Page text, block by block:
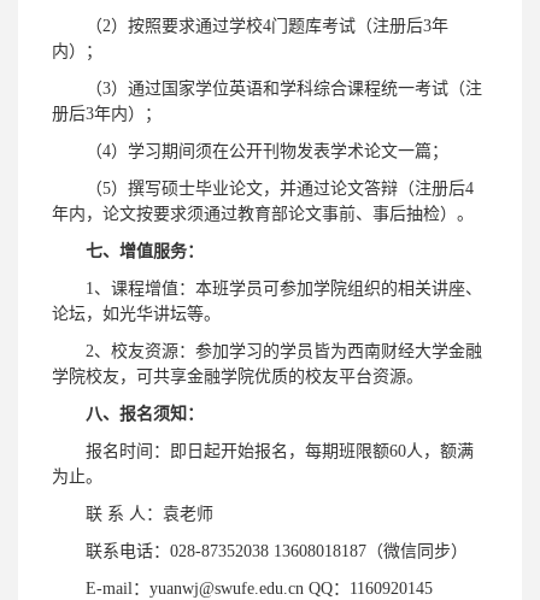
（2）按照要求通过学校4门题库考试（注册后3年
内）；
（3）通过国家学位英语和学科综合课程统一考试（注
册后3年内）；
（4）学习期间须在公开刊物发表学术论文一篇；
（5）撰写硕士毕业论文，并通过论文答辩（注册后4
年内，论文按要求须通过教育部论文事前、事后抽检）。
七、增值服务：
1、课程增值：本班学员可参加学院组织的相关讲座、
论坛，如光华讲坛等。
2、校友资源：参加学习的学员皆为西南财经大学金融
学院校友，可共享金融学院优质的校友平台资源。
八、报名须知：
报名时间：即日起开始报名，每期班限额60人，额满
为止。
联 系 人：袁老师
联系电话：028-87352038 13608018187（微信同步）
E-mail：yuanwj@swufe.edu.cn QQ：1160920145